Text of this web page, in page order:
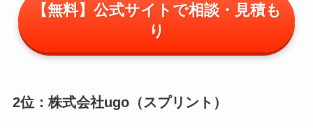
【無料】公式サイトで相談・見積も
り
2位：株式会社ugo（スプリント）